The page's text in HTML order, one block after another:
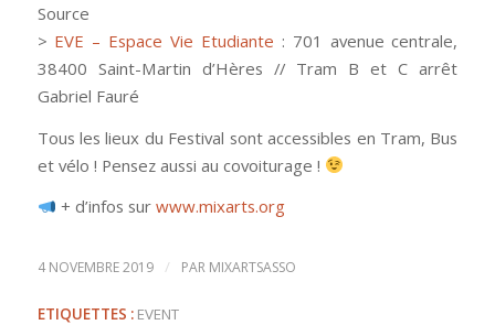
Source
> EVE – Espace Vie Etudiante : 701 avenue centrale,
38400 Saint-Martin d’Hères // Tram B et C arrêt
Gabriel Fauré
Tous les lieux du Festival sont accessibles en Tram, Bus
et vélo ! Pensez aussi au covoiturage !
+ d’infos sur www.mixarts.org
4 NOVEMBRE 2019 / PAR MIXARTSASSO
ETIQUETTES : EVENT